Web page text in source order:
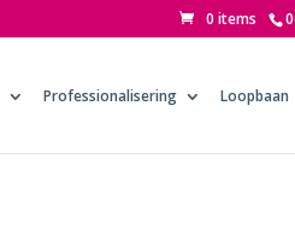
0 items
Professionalisering Loopbaan